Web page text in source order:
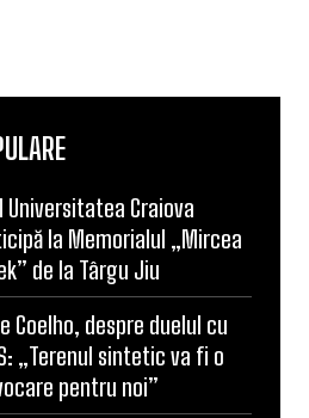
Universitatea Craiova
la Memorialul „Mircea
de la Târgu Jiu
Coelho, despre duelul cu
„Terenul sintetic va fi o
pentru noi”